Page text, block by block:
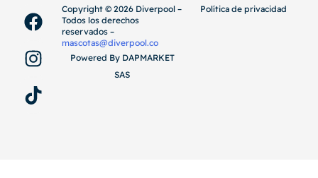
F
a
c
e
b
o
I
n
s
t
a
g
T
i
k
t
o
k
Copyright ©️ 2026 Diverpool –
Todos los derechos
reservados –
mascotas@diverpool.co
Powered By DAPMARKET
SAS
Política de privacidad